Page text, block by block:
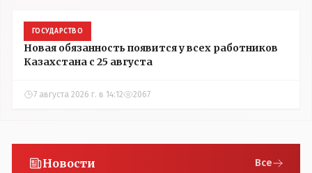
ГОСУДАРСТВО
Новая обязанность появится у всех работников
Казахстана с 25 августа
7 августа 2026 г. в 14:12 2067
Новости Все